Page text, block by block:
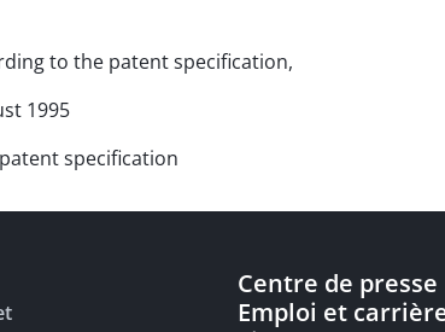
to the patent specification,
1995
specification
Centre de presse
Emploi et